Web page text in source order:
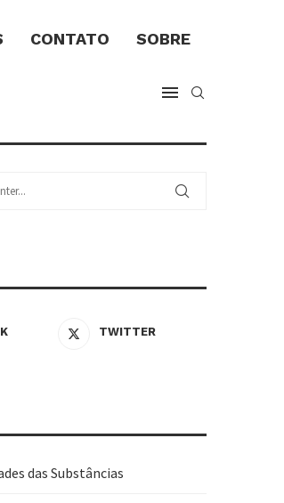
CONTATO SOBRE
TWITTER
das Substâncias